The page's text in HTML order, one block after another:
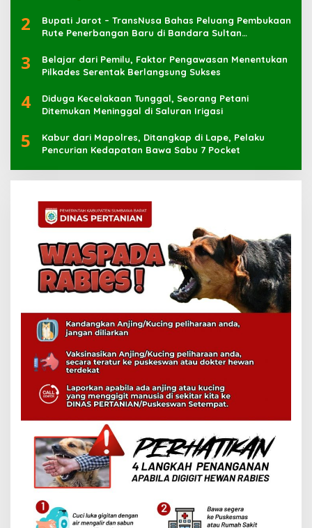
2
Bupati Jarot – TransNusa Bahas Peluang Pembukaan
Rute Penerbangan Baru di Bandara Sultan
3
Belajar dari Pemilu, Faktor Pengawasan Menentukan
Pilkades Serentak Berlangsung Sukses
4
Diduga Kecelakaan Tunggal, Seorang Petani
Ditemukan Meninggal di Saluran Irigasi
5
Kabur dari Mapolres, Ditangkap di Lape, Pelaku
Pencurian Kedapatan Bawa Sabu 7 Pocket